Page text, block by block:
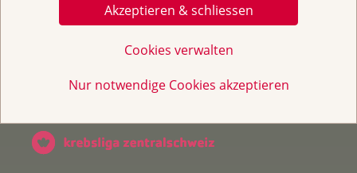
Akzeptieren & schliessen
Cookies verwalten
Nur notwendige Cookies akzeptieren
Broschüren / Infos & Links